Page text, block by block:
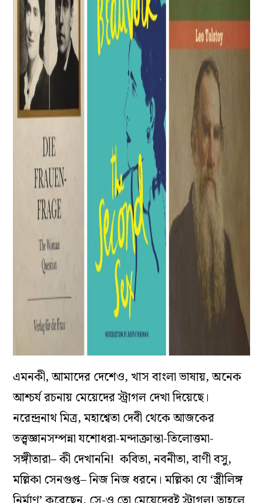
এমনকী, আমাদের দেশেও, খাস বাংলা ভাষায়, অনেক
আশ্চর্য রচনায় মেয়েদের স্ট্রাগল দেখা দিয়েছে।
নরেন্দ্রনাথ মিত্র, মহাশ্বেতা দেবী থেকে আজকের
তত্ত্বজ্ঞানসম্পন্না যশোধরা-মন্দাক্রান্তা-তিলোত্তমা-
সঙ্গীতারা– কী দেখাননি! কবিতা, নবনীতা, বাণী বসু,
মল্লিকা সেনগুপ্ত– নিজ নিজ ধরনে। মল্লিকা যে ‘স্ত্রীলিঙ্গ